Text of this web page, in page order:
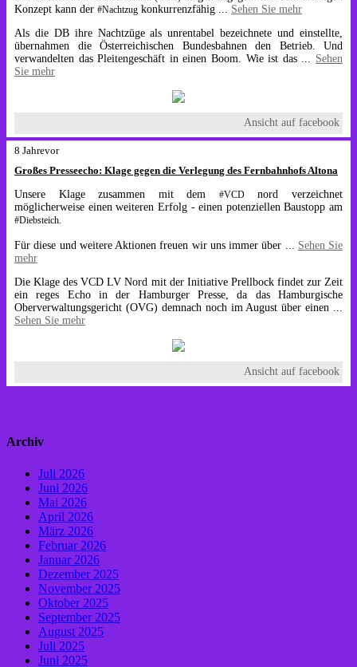
Konzept kann der #Nachtzug konkurrenzfähig ... Sehen Sie mehr
Als die DB ihre Nachtzüge als unrentabel bezeichnete und einstellte,
übernahmen die Österreichischen Bundesbahnen den Betrieb. Und
verwandelten das Pleitengeschäft in einen Boom. Wie ist das ... Sehen
Sie mehr
Ansicht auf facebook
8 Jahrevor
Großes Presseecho: Klage gegen die Verlegung des Fernbahnhofs Altona
Unsere Klage zusammen mit dem #VCDnord verzeichnet
möglicherweise einen weiteren Erfolg - einen potenziellen Baustopp am
#Diebsteich.
Für diese und weitere Aktionen freuen wir uns immer über ... Sehen Sie
mehr
Die Klage des VCD LV Nord mit der Initiative Prellbock findet zur Zeit
ein reges Echo in der Hamburger Presse, da das Hamburgische
Oberverwaltungsgericht (OVG) demnach noch im August über einen ...
Sehen Sie mehr
Ansicht auf facebook
Archiv
Juli 2026
Juni 2026
Mai 2026
April 2026
März 2026
Februar 2026
Januar 2026
Dezember 2025
November 2025
Oktober 2025
September 2025
August 2025
Juli 2025
Juni 2025